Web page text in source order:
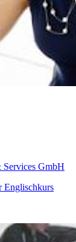
GmbH
Englischkurs